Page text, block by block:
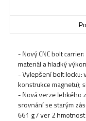
- Nový CNC bolt
materiál a hladký
- Vylepšení bolt
konstrukce magnetu);
- Nová verze lehkého
srovnání se starým
661 g / ver 2